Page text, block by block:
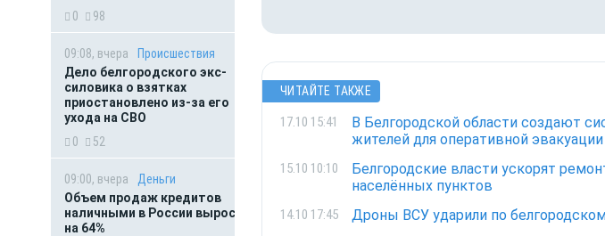
0
98
09:08, вчера
Происшествия
Дело белгородского экс-
силовика о взятках
приостановлено из-за его
ухода на СВО
0
52
09:00, вчера
Деньги
Объем продаж кредитов
наличными в России вырос
на 64%
ЧИТАЙТЕ ТАКЖЕ
17.10 15:41
В Белгородской области создают
жителей для оперативной эвакуации
15.10 10:10
Белгородские власти ускорят
населённых пунктов
14.10 17:45 Дроны ВСУ ударили по